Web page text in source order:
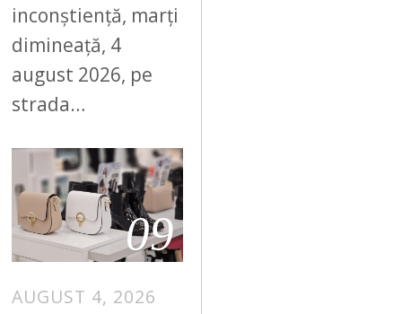
inconștiență, marți
dimineață, 4
august 2026, pe
strada…
09
AUGUST 4, 2026